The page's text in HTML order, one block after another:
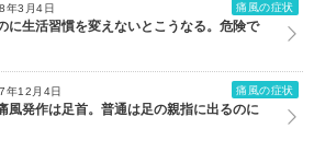
年3月4日 痛風の症状
に生活習慣を変えないとこうなる。危険で
年12月4日 痛風の症状
風発作は足首。普通は足の親指に出るのに